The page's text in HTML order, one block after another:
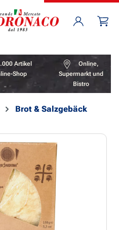
auf dem Merkzettel
Artikel
Shop
Online,
Supermarkt und
Bistro
Brot & Salzgebäck